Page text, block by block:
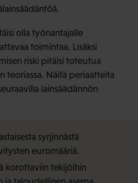
olla työnantajalle
toimintaa. Lisäksi
riski pitäisi toteutua
teoriassa. Näitä periaatteita
lainsäädännön
syrjinnästä
euromääriä.
korottaviin tekijöihin